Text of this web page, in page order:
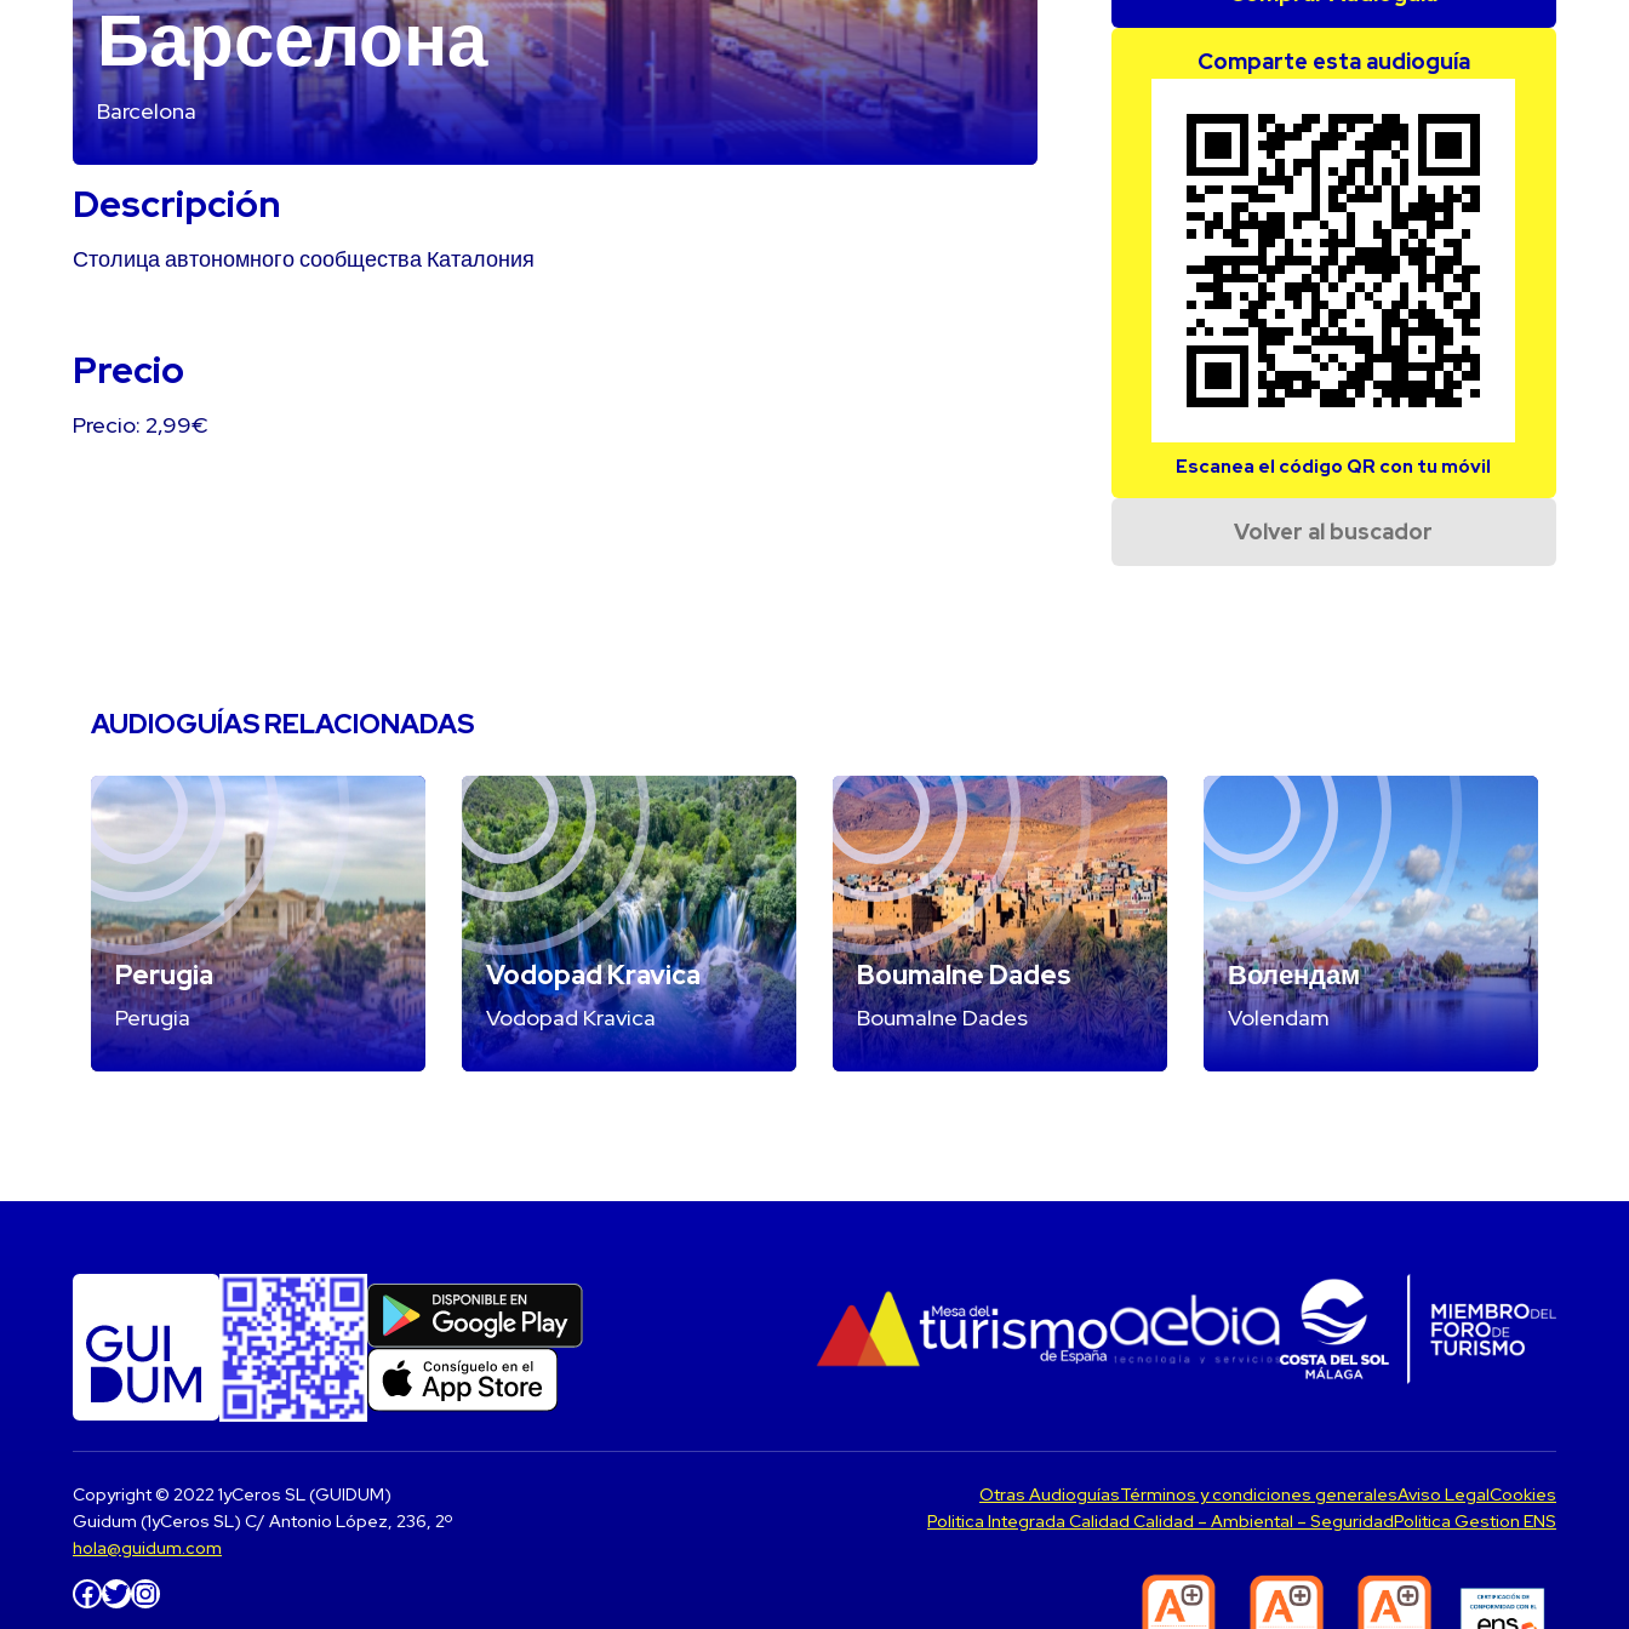
Барселона
Barcelona
Descripción
Столица автономного сообщества Каталония
Precio
Precio: 2,99€
Comparte esta audioguía
Escanea el código QR con tu móvil
Volver al buscador
AUDIOGUÍAS RELACIONADAS
Perugia
Perugia
Vodopad Kravica
Vodopad Kravica
Boumalne Dades
Boumalne Dades
Волендам
Volendam
Copyright © 2022 1yCeros SL (GUIDUM)
Guidum (1yCeros SL) C/ Antonio López, 236, 2º
hola@guidum.com
Facebook Twitter Instagram
Otras AudioguíasTérminos y condiciones generalesAviso LegalCookies
Politica Integrada Calidad Calidad – Ambiental – SeguridadPolitica Gestion ENS